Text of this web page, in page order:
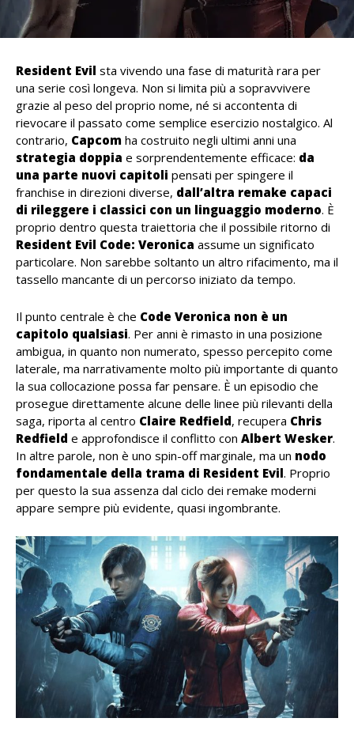
Resident Evil sta vivendo una fase di maturità rara per
una serie così longeva. Non si limita più a sopravvivere
grazie al peso del proprio nome, né si accontenta di
rievocare il passato come semplice esercizio nostalgico. Al
contrario, Capcom ha costruito negli ultimi anni una
strategia doppia e sorprendentemente efficace: da
una parte nuovi capitoli pensati per spingere il
franchise in direzioni diverse, dall’altra remake capaci
di rileggere i classici con un linguaggio moderno. È
proprio dentro questa traiettoria che il possibile ritorno di
Resident Evil Code: Veronica assume un significato
particolare. Non sarebbe soltanto un altro rifacimento, ma il
tassello mancante di un percorso iniziato da tempo.
Il punto centrale è che Code Veronica non è un
capitolo qualsiasi. Per anni è rimasto in una posizione
ambigua, in quanto non numerato, spesso percepito come
laterale, ma narrativamente molto più importante di quanto
la sua collocazione possa far pensare. È un episodio che
prosegue direttamente alcune delle linee più rilevanti della
saga, riporta al centro Claire Redfield, recupera Chris
Redfield e approfondisce il conflitto con Albert Wesker.
In altre parole, non è uno spin-off marginale, ma un nodo
fondamentale della trama di Resident Evil. Proprio
per questo la sua assenza dal ciclo dei remake moderni
appare sempre più evidente, quasi ingombrante.